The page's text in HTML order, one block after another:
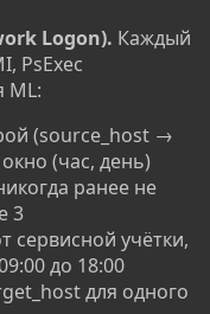
Logon). Каждый
PsExec
ML:
(source_host →
(час, день)
ранее не
3
сервисной учётки,
до 18:00
для одного